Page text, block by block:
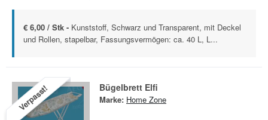
€ 6,00 / Stk - Kunststoff, Schwarz und Transparent, mit Deckel
und Rollen, stapelbar, Fassungsvermögen: ca. 40 L, L...
Verpasst! Bügelbrett Elfi
Marke: Home Zone